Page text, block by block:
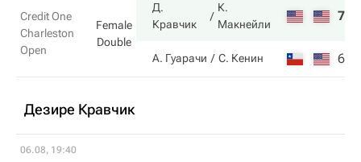
Credit One
Charleston
Open
Female
Double
Д.
Кравчик
К.
Макнейли
7
А. Гуарачи С. Кенин 6
Дезире Кравчик
06.08, 19:40